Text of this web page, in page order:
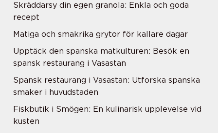
Skräddarsy din egen granola: Enkla och goda
recept
Matiga och smakrika grytor för kallare dagar
Upptäck den spanska matkulturen: Besök en
spansk restaurang i Vasastan
Spansk restaurang i Vasastan: Utforska spanska
smaker i huvudstaden
Fiskbutik i Smögen: En kulinarisk upplevelse vid
kusten